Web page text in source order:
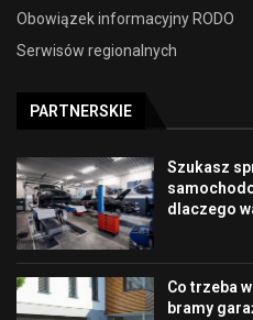
Obowiązek informacyjny RODO
Serwisów regionalnych
PARTNERSKIE
Szukasz
dlaczego
Co trzeba
bramy